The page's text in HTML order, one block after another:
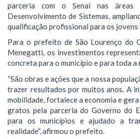
parceria com o Senai nas áreas
Desenvolvimento de Sistemas,
qualificação profissional para os jovens
Para o prefeito de São Lourenço do
Menegatti, os investimentos
concreta para o município e para toda a
“São obras e ações que a nossa
trazer resultados por muitos anos. A
mobilidade, fortalece a economia e gera
gratos pela parceria do Governo do
para os municípios e ajudado a
realidade”, afirmou o prefeito.